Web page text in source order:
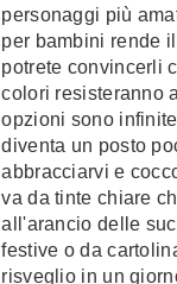
personaggi più
per bambini rende
potrete convincerli
colori resisteranno
opzioni sono
diventa un posto
abbracciarvi e
va da tinte chiare
all'arancio delle
festive o da
risveglio in un